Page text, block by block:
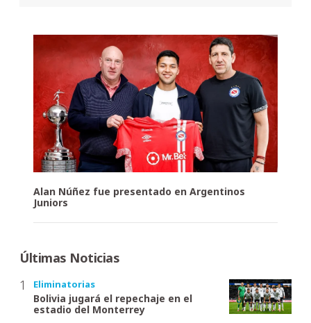
Alan Núñez fue presentado en Argentinos
Juniors
Últimas Noticias
Eliminatorias
Bolivia jugará el repechaje en el
estadio del Monterrey